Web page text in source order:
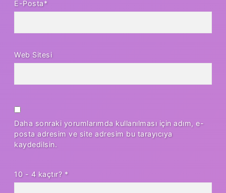
E-Posta*
Web Sitesi
Daha sonraki yorumlarımda kullanılması için adım, e-
posta adresim ve site adresim bu tarayıcıya
kaydedilsin.
10 - 4 kaçtır? *